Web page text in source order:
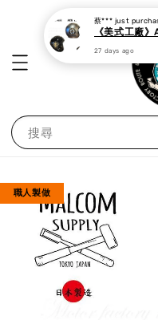
搜尋
職人製做
蔡*** just
27 days ago